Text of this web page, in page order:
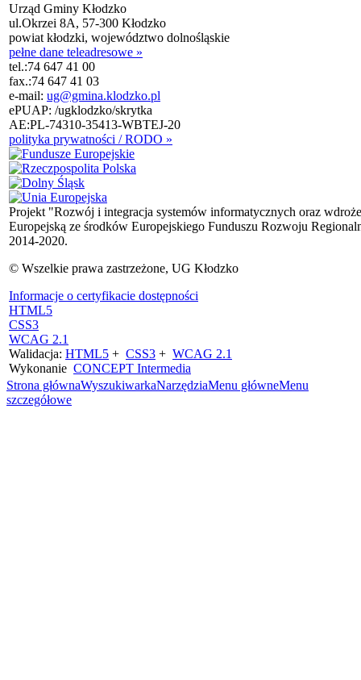
Urząd Gminy Kłodzko
ul.Okrzei 8A, 57-300 Kłodzko
powiat kłodzki, województwo dolnośląskie
pełne dane teleadresowe »
tel.:74 647 41 00
fax.:74 647 41 03
e-mail: ug@gmina.klodzko.pl
ePUAP: /ugklodzko/skrytka
AE:PL-74310-35413-WBTEJ-20
polityka prywatności / RODO »
Projekt "Rozwój i integracja systemów informatycznych oraz
Europejską ze środków Europejskiego Funduszu Rozwoju
2014-2020.
© Wszelkie prawa zastrzeżone, UG Kłodzko
Informacje o certyfikacie dostępności
HTML5
CSS3
WCAG 2.1
Walidacja: HTML5 + CSS3 + WCAG 2.1
Wykonanie CONCEPT Intermedia
Strona głównaWyszukiwarkaNarzędziaMenu główneMenu
szczegółowe